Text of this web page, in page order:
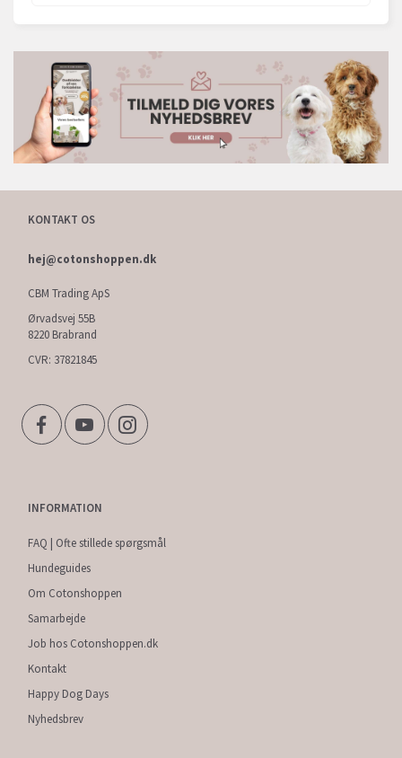
KONTAKT OS
hej@cotonshoppen.dk
CBM Trading ApS
Ørvadsvej 55B
8220 Brabrand
CVR: 37821845
INFORMATION
FAQ | Ofte stillede spørgsmål
Hundeguides
Om Cotonshoppen
Samarbejde
Job hos Cotonshoppen.dk
Kontakt
Happy Dog Days
Nyhedsbrev